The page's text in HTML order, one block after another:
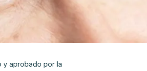
y aprobado por la